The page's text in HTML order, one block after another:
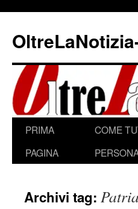
contenuto
PRIMA
PAGINA
COME
Archivi tag: Patria